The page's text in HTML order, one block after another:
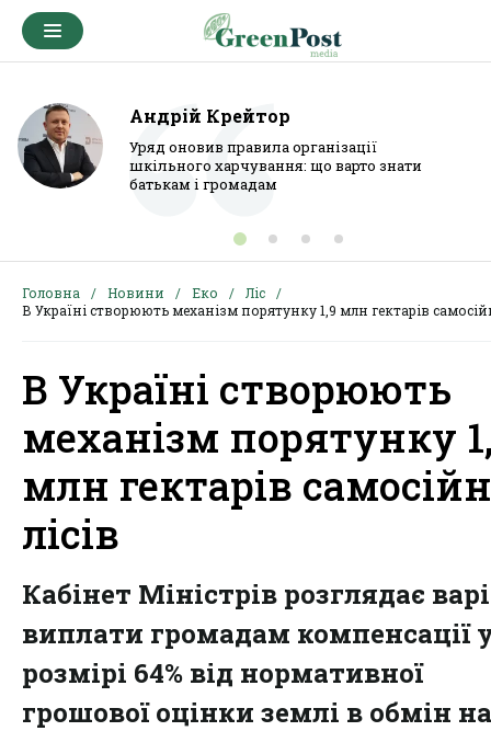
Андрій Крейтор
Уряд оновив правила організації
шкільного харчування: що варто знати
батькам і громадам
Головна Новини Еко
Ліс
В Україні створюють механізм порятунку 1,9 млн гектарів
В Україні створюють
механізм порятунку
млн гектарів
лісів
Кабінет Міністрів розглядає
виплати громадам компенсації
розмірі 64% від нормативної
грошової оцінки землі в обмін на